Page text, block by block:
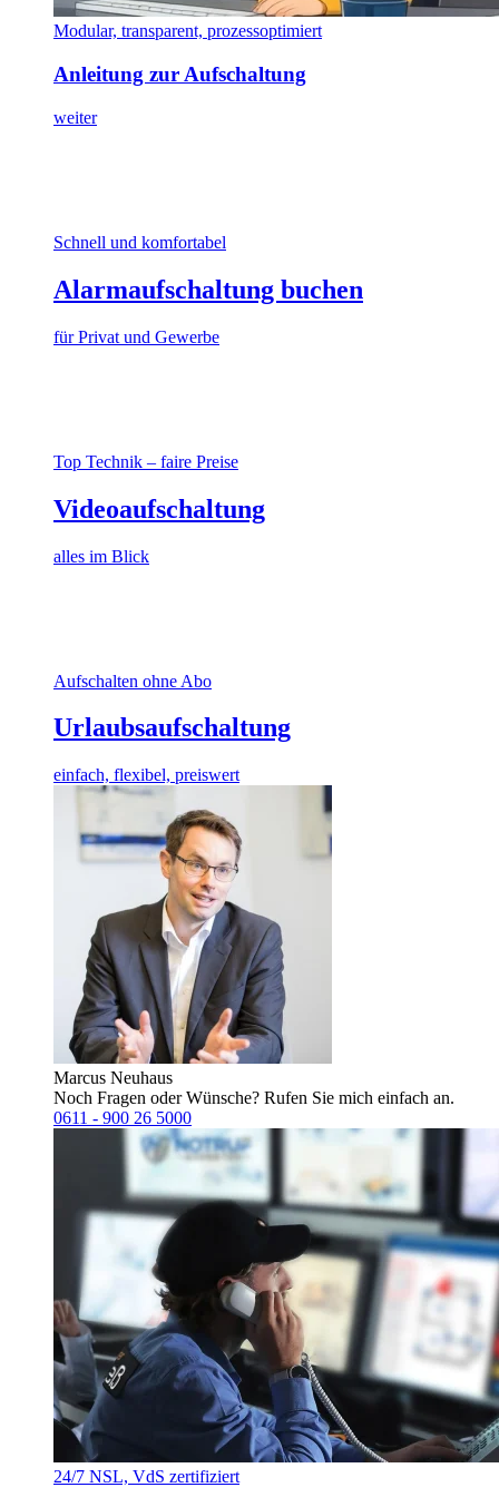
Modular, transparent, prozessoptimiert
Anleitung zur Aufschaltung
weiter
Schnell und komfortabel
Alarmaufschaltung buchen
für Privat und Gewerbe
Top Technik – faire Preise
Videoaufschaltung
alles im Blick
Aufschalten ohne Abo
Urlaubsaufschaltung
einfach, flexibel, preiswert
Marcus Neuhaus
Noch Fragen oder Wünsche? Rufen Sie mich einfach an.
0611 - 900 26 5000
24/7 NSL, VdS zertifiziert